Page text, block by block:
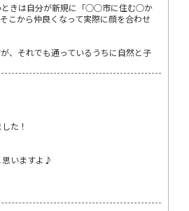
ときは自分が新規に「○○市に住む○か
こから仲良くなって実際に顔を合わせ
、それでも通っているうちに自然と子
た！
思いますよ♪